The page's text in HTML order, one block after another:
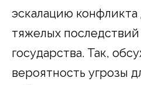
эскалацию
тяжелых
государства. Так,
вероятность угрозы